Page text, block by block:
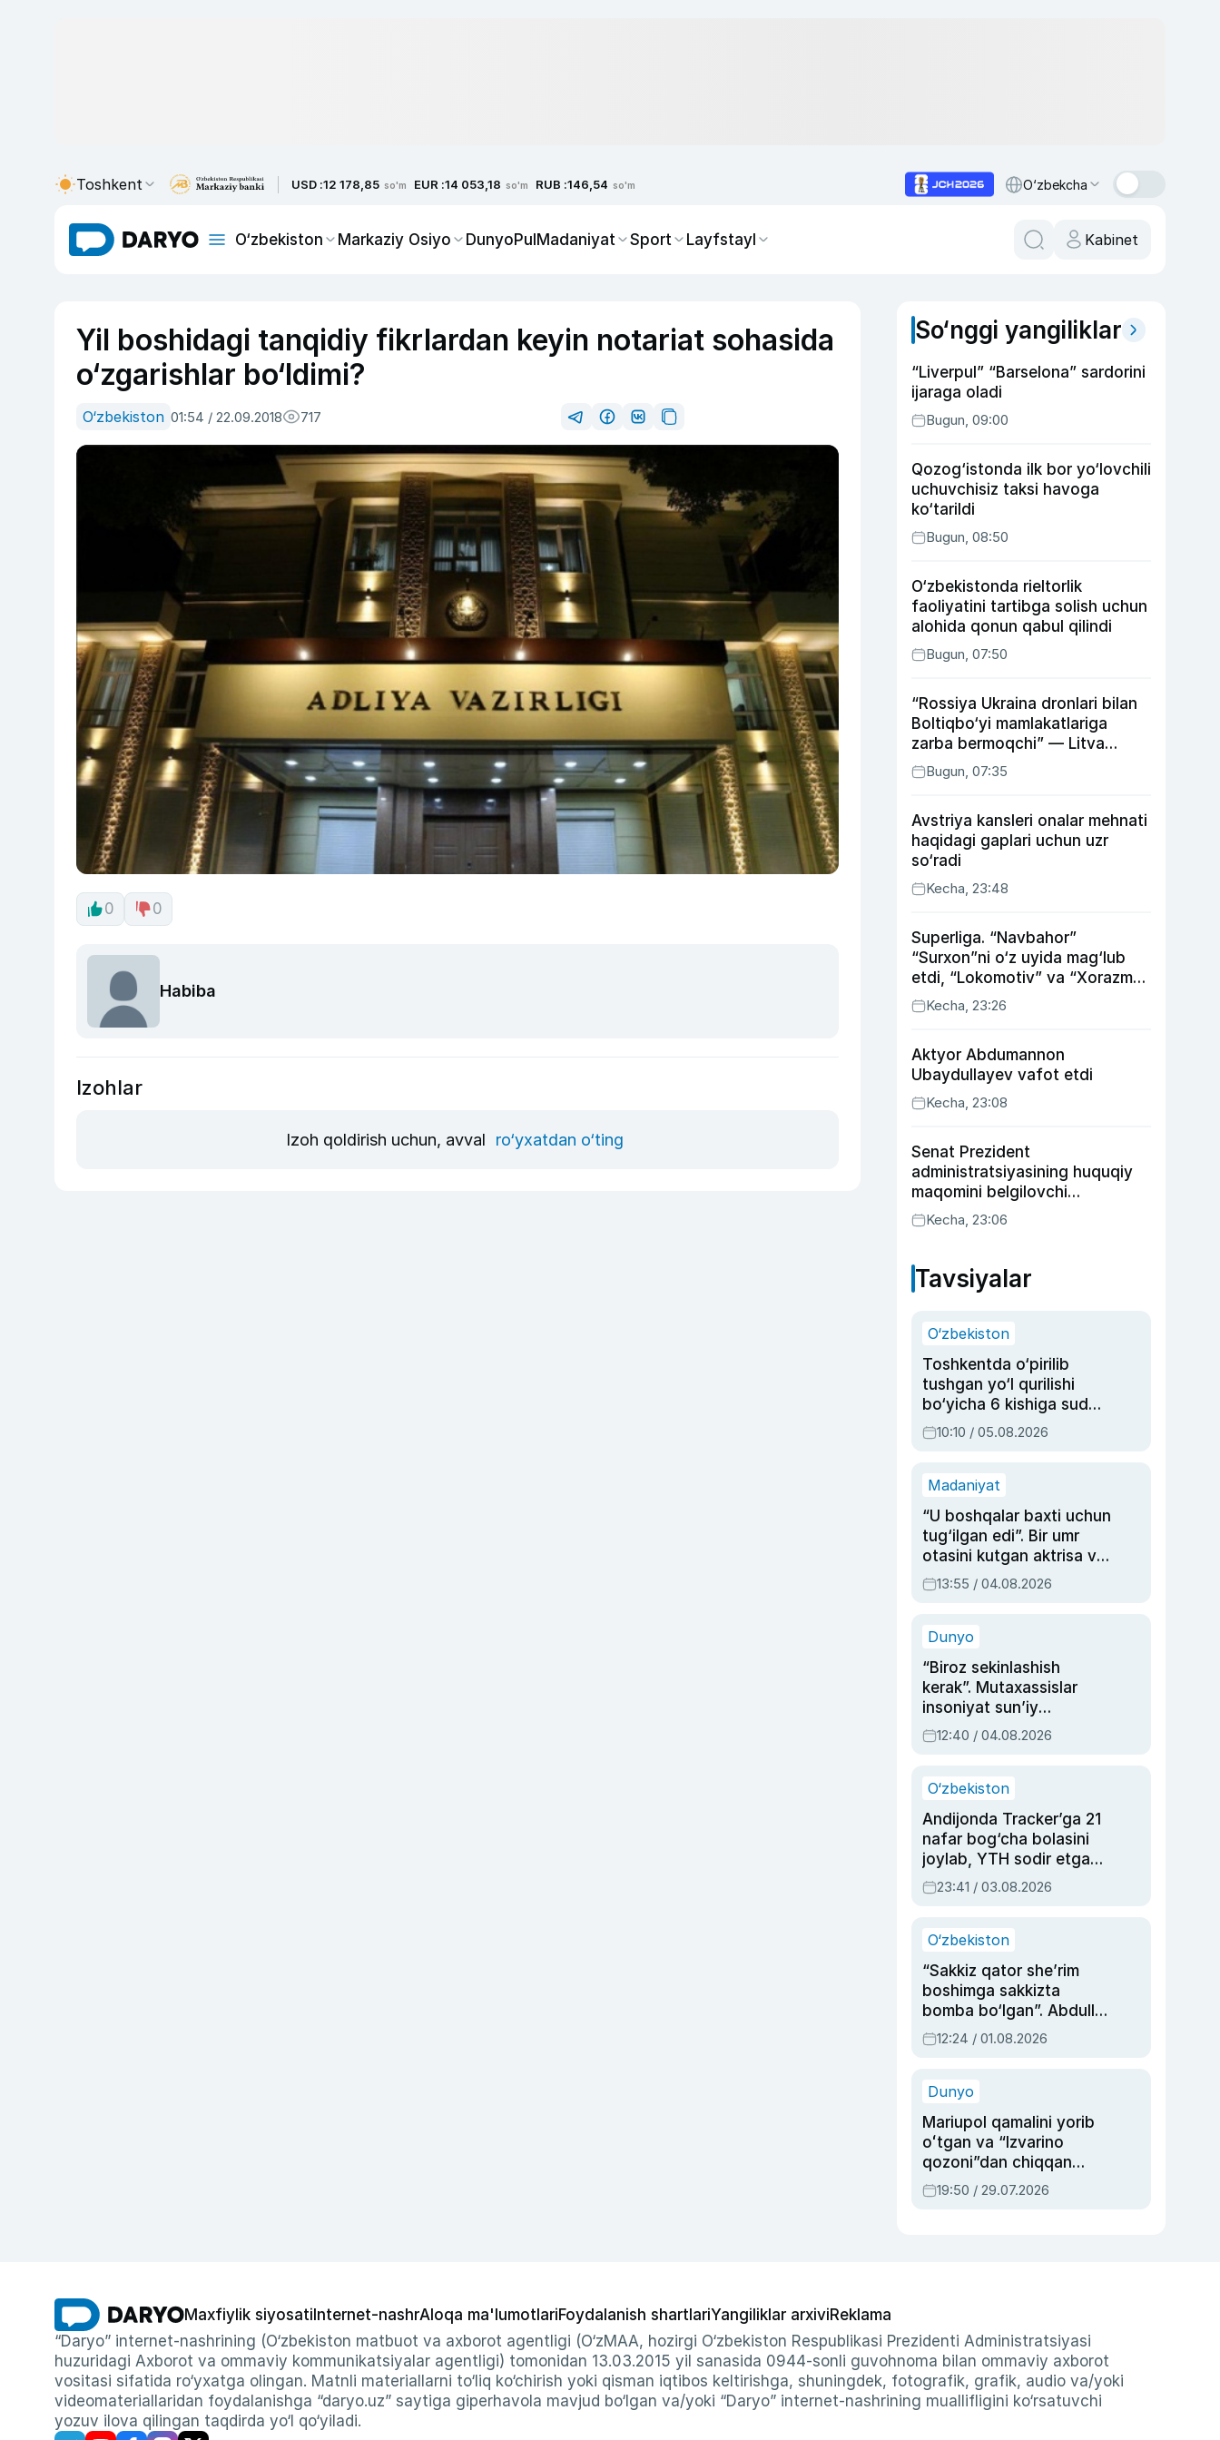
Toshkent USD :12 178,85 so'm EUR :14 053,18 so'm RUB :146,54 so'm O‘zbekcha
O‘zbekiston Markaziy Osiyo DunyoPulMadaniyat Sport Layfstayl Kabinet
Yil boshidagi tanqidiy fikrlardan keyin notariat sohasida
o‘zgarishlar bo‘ldimi?
O‘zbekiston 01:54 / 22.09.2018 717
0 0
Habiba
Izohlar
Izoh qoldirish uchun, avval ro‘yxatdan o‘ting
So‘nggi yangiliklar
“Liverpul” “Barselona” sardorini
ijaraga oladi
Bugun, 09:00
Qozog‘istonda ilk bor yo‘lovchili
uchuvchisiz taksi havoga
ko‘tarildi
Bugun, 08:50
O‘zbekistonda rieltorlik
faoliyatini tartibga solish uchun
alohida qonun qabul qilindi
Bugun, 07:50
“Rossiya Ukraina dronlari bilan
Boltiqbo‘yi mamlakatlariga
zarba bermoqchi” — Litva
mudofaa vaziri
Bugun, 07:35
Avstriya kansleri onalar mehnati
haqidagi gaplari uchun uzr
so‘radi
Kecha, 23:48
Superliga. “Navbahor”
“Surxon”ni o‘z uyida mag‘lub
etdi, “Lokomotiv” va “Xorazm”
uyda g‘alaba qozondi
Kecha, 23:26
Aktyor Abdu­mannon
Ubaydullayev vafot etdi
Kecha, 23:08
Senat Prezident
administratsiyasining huquqiy
maqomini belgilovchi
konstitutsiyaviy qonunni
ma’qulladi
Kecha, 23:06
Tavsiyalar
O‘zbekiston
Toshkentda o‘pirilib
tushgan yo‘l qurilishi
bo‘yicha 6 kishiga sud
hukmi o‘qildi
10:10 / 05.08.2026
Madaniyat
“U boshqalar baxti uchun
tug‘ilgan edi”. Bir umr
otasini kutgan aktrisa va
dublyaj ustasi Rimma
Ahmedovaning
13:55 / 04.08.2026
Dunyo
“Biroz sekinlashish
kerak”. Mutaxassislar
insoniyat sun’iy
intellektni boshqara
olmay qolishidan xavotir
12:40 / 04.08.2026
O‘zbekiston
Andijonda Tracker’ga 21
nafar bog‘cha bolasini
joylab, YTH sodir etgan
ayolga sud hukmi o‘qildi
23:41 / 03.08.2026
O‘zbekiston
“Sakkiz qator she’rim
boshimga sakkizta
bomba bo‘lgan”. Abdulla
Oripovni siyosiy
ayblovlardan asrab
12:24 / 01.08.2026
Dunyo
Mariupol qamalini yorib
oʻtgan va “Izvarino
qozoni”dan chiqqan
qahramon — Ukraina
armiyasi bosh
19:50 / 29.07.2026
Maxfiylik siyosati Internet-nashrAloqa ma'lumotlariFoydalanish shartlariYangiliklar arxiviReklama
“Daryo” internet-nashrining (O‘zbekiston matbuot va axborot agentligi (O‘zMAA, hozirgi O‘zbekiston Respublikasi Prezidenti Administratsiyasi
huzuridagi Axborot va ommaviy kommunikatsiyalar agentligi) tomonidan 13.03.2015 yil sanasida 0944-sonli guvohnoma bilan ommaviy axborot
vositasi sifatida ro‘yxatga olingan. Matnli materiallarni to‘liq ko‘chirish yoki qisman iqtibos keltirishga, shuningdek, fotografik, grafik, audio va/yoki
videomateriallaridan foydalanishga “daryo.uz” saytiga giperhavola mavjud bo‘lgan va/yoki “Daryo” internet-nashrining muallifligini ko‘rsatuvchi
yozuv ilova qilingan taqdirda yo‘l qo‘yiladi.